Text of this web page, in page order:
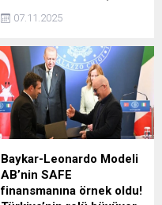
kampanyasında, 4 kapaklı 2
raflı konsol, 4 çekmeceli
aynalı makyaj masası, 4
kapaklı raflı gardırop, 4
çekmeceli şifonyer, 4 kapaklı
fırın bölmeli çok amaçlı
dolap indirimli fiyatlarla
satışa sunulacak.
07.11.2025
Baykar-Leonardo Modeli
AB’nin SAFE
finansmanına örnek oldu!